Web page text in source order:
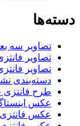
دسته‌ها
تصاویر سه
تصاویر
تصاویر
دسته‌بندی
طرح فانتزی
عکس
عکس فانتزی